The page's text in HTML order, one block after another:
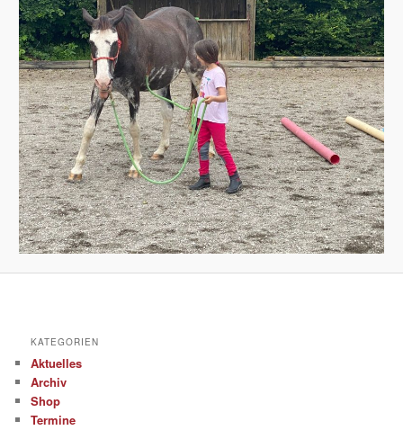
KATEGORIEN
Aktuelles
Archiv
Shop
Termine